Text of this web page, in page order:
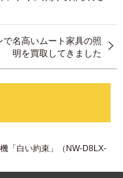
名高いムート家具の照
明を買取してきました
「白い約束」（NW-D8LX-